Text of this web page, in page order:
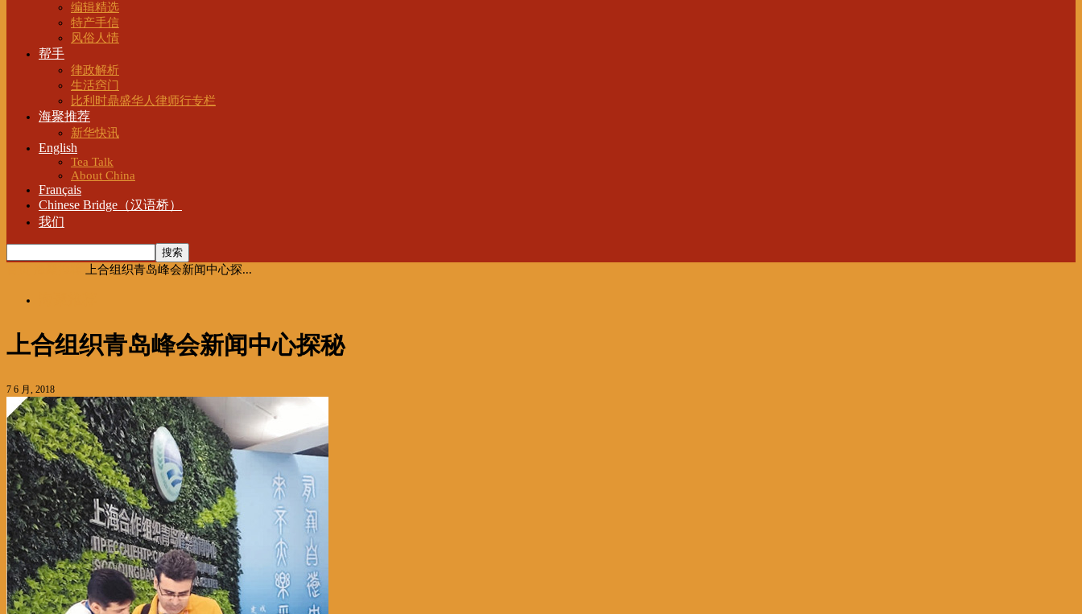
编辑精选
特产手信
风俗人情
帮手
律政解析
生活窍门
比利时鼎盛华人律师行专栏
海聚推荐
新华快讯
English
Tea Talk
About China
Français
Chinese Bridge（汉语桥）
我们
上合组织青岛峰会新闻中心探...
上合组织青岛峰会新闻中心探秘
7 6 月, 2018